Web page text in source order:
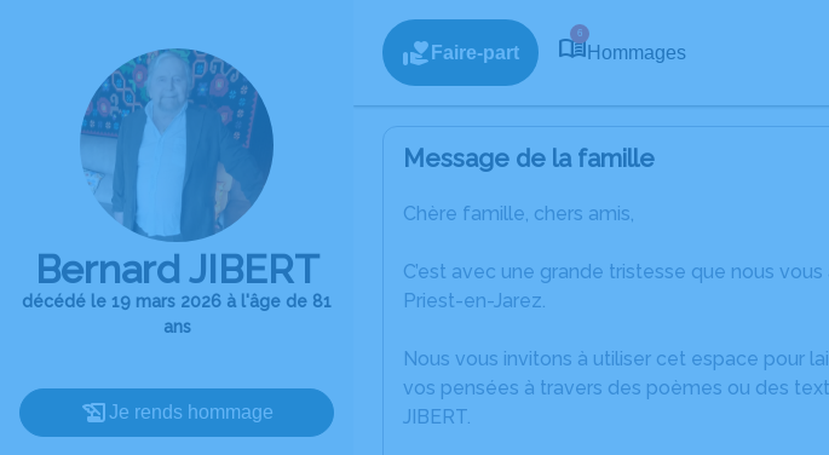
Bernard JIBERT
décédé le 19 mars 2026 à l'âge de 81
ans
Je rends hommage
Faire-part
6
Hommages
Message de la famille
Chère famille, chers amis,
C’est avec une grande tristesse que nous
Priest-en-Jarez.
Nous vous invitons à utiliser cet espace pour
vos pensées à travers des poèmes ou des
JIBERT.